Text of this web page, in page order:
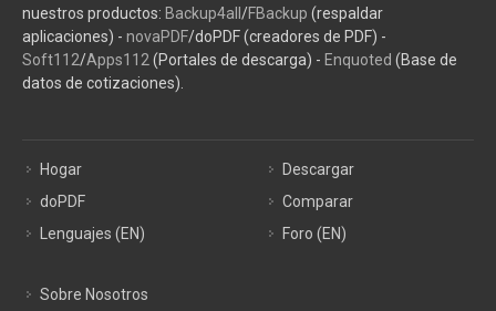
nuestros productos: Backup4all /FBackup (respaldar
aplicaciones) - novaPDF/doPDF (creadores de PDF) -
Soft112/Apps112 (Portales de descarga) - Enquoted (Base de
datos de cotizaciones).
Hogar
doPDF
Lenguajes (EN)
Descargar
Comparar
Foro (EN)
Sobre Nosotros